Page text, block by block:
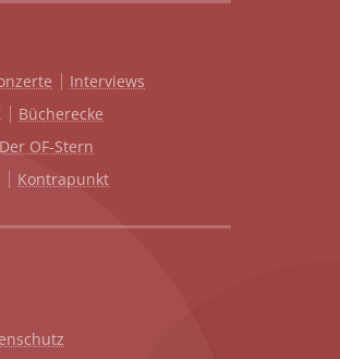
Interviews
Bücherecke
Der OF-Stern
Kontrapunkt